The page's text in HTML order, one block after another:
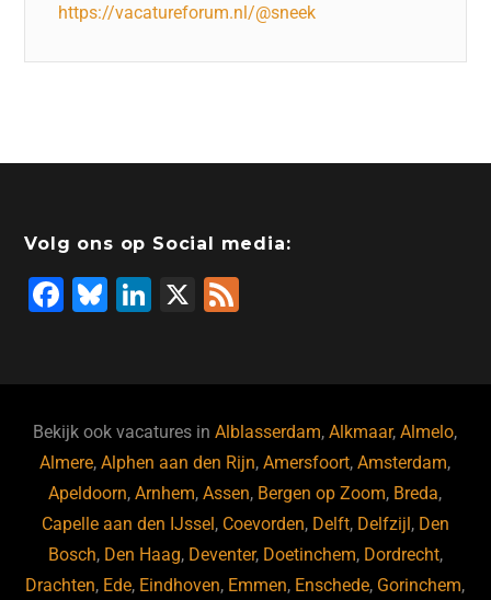
https://vacatureforum.nl/@sneek
Volg ons op Social media:
F
b
o
o
k
Bl
ky
Li
dI
n
X
Bekijk ook vacatures inAlblasserdam,Alkmaar,Almelo,
Almere,Alphen aan den Rijn,Amersfoort,Amsterdam,
Apeldoorn,Arnhem,Assen, Bergen op Zoom, Breda,
Capelle aan den IJssel , Coevorden, Delft, Delfzijl , Den
Bosch, Den Haag, Deventer, Doetinchem, Dordrecht,
Drachten, Ede, Eindhoven, Emmen, Enschede, Gorinchem,